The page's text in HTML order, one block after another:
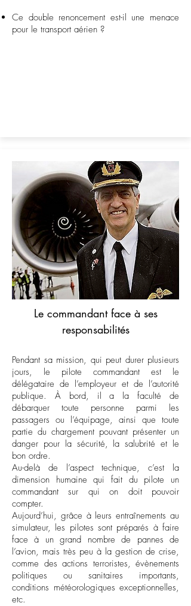
Ce double renoncement est-il une menace
pour le transport aérien ?
Le commandant face à ses
responsabilités
Pendant sa mission, qui peut durer plusieurs
jours, le pilote commandant est le
délégataire de l’employeur et de l’autorité
publique. À bord, il a la faculté de
débarquer toute personne parmi les
passagers ou l’équipage, ainsi que toute
partie du chargement pouvant présenter un
danger pour la sécurité, la salubrité et le
bon ordre.
Au-delà de l’aspect technique, c’est la
dimension humaine qui fait du pilote un
commandant sur qui on doit pouvoir
compter.
Aujourd’hui, grâce à leurs entraînements au
simulateur, les pilotes sont préparés à faire
face à un grand nombre de pannes de
l’avion, mais très peu à la gestion de crise,
comme des actions terroristes, évènements
politiques ou sanitaires importants,
conditions météorologiques exceptionnelles,
etc.